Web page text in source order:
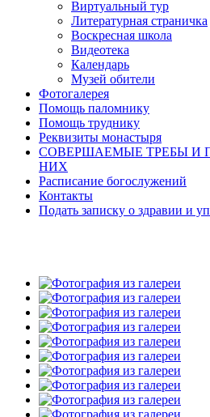
Виртуальный тур
Литературная страничка
Воскресная школа
Видеотека
Календарь
Музей обители
Фотогалерея
Помощь паломнику
Помощь труднику
Реквизиты монастыря
СОВЕРШАЕМЫЕ ТРЕБЫ И
НИХ
Расписание богослужений
Контакты
Подать записку о здравии и